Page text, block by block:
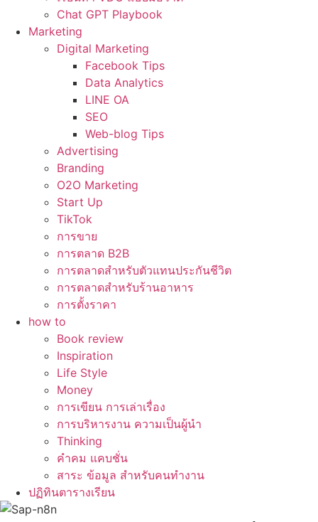
Chat GPT Playbook
Marketing
Digital Marketing
Facebook Tips
Data Analytics
LINE OA
SEO
Web-blog Tips
Advertising
Branding
O2O Marketing
Start Up
TikTok
การขาย
การตลาด B2B
การตลาดสำหรับตัวแทนประกันชีวิต
การตลาดสำหรับร้านอาหาร
การตั้งราคา
how to
Book review
Inspiration
Life Style
Money
การเขียน การเล่าเรื่อง
การบริหารงาน ความเป็นผู้นำ
Thinking
คำคม แคบชั่น
สาระ ข้อมูล สำหรับคนทำงาน
ปฏิทินตารางเรียน